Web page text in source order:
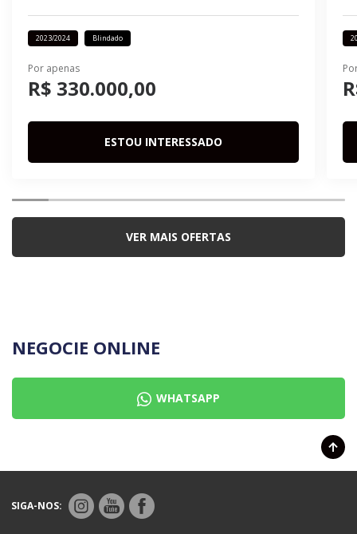
2023/2024 Blindado
Por apenas
R$ 330.000,00
ESTOU INTERESSADO
VER MAIS OFERTAS
NEGOCIE ONLINE
WHATSAPP
SIGA-NOS: